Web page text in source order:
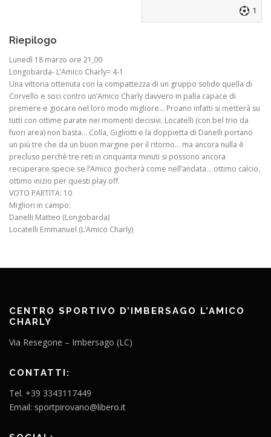
1
Riepilogo
Lunedì 18 marzo ore 21,00
Longobarda- L’Amico Charly= 4-1
Una vittoria ottenuta con la compattezza di un gruppo solido quella di
Corvello e soci contro un’Amico Charly davvero in palla capace di
premere e giocare nel loro modo migliore… Proano infatti si metterà su
tutti con ottime parate nei momenti decisivi. Locatelli (con bel trio da
fuori area) non basta… Colla, Gigliotti e la doppietta di Danelli portano
un più tre che da un buon margine per il ritorno… ma ancora nulla è
precluso perchè tre reti in cinquanta minuti si possono ancora
recuperare specie se l’Amico giocherà come nell’andata… ottimo calcio,
ottimo inizio per questi play off.
VOTO PARTITA: 10
Migliori in campo:
Danelli Matteo (Longobarda)
Locatelli Emmanuel (L’Amico Charly)
CENTRO SPORTIVO D’IMBERSAGO L’AMICO
CHARLY
Via Resegone – Imbersago (LC)
CONTATTI:
Tel. +39 3343117449
Email: sportpirovano@libero.it